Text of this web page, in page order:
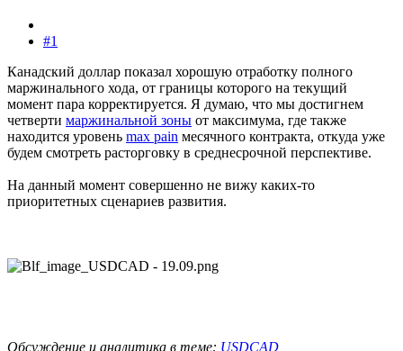
#1
Канадский доллар показал хорошую отработку полного
маржинального хода, от границы которого на текущий
момент пара корректируется. Я думаю, что мы достигнем
четверти маржинальной зоны от максимума, где также
находится уровень max pain месячного контракта, откуда уже
будем смотреть расторговку в среднесрочной перспективе.
На данный момент совершенно не вижу каких-то
приоритетных сценариев развития.
Обсуждение и аналитика в теме: USDCAD